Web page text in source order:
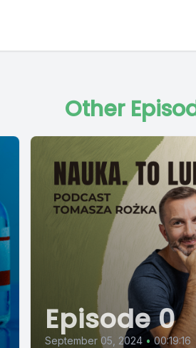
Other
Episode 0
September 05, 2024 • 00:19:16